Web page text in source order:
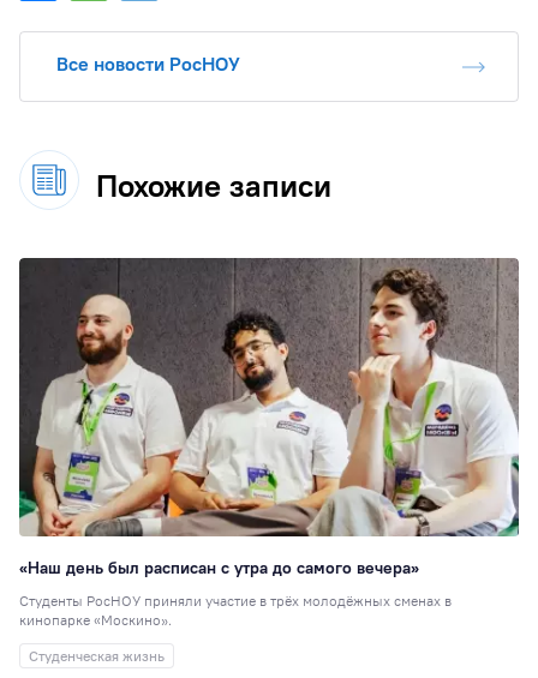
Все новости РосНОУ
Похожие записи
«Наш день был расписан с утра до самого вечера»
Студенты РосНОУ приняли участие в трёх молодёжных сменах в
кинопарке «Москино».
Студенческая жизнь